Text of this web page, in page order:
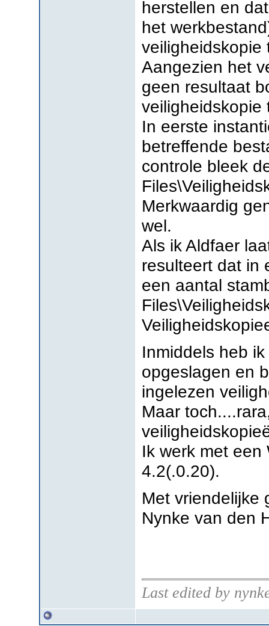
herstellen en
het
veiligheidskopie
Aangezien het
geen resultaat
veiligheidskopie
In eerste
betreffende
controle bleek
Merkwaardig
wel.
Als ik Aldfaer
resulteert dat in
een aantal
Inmiddels heb
opgeslagen en
ingelezen
Maar
Ik werk met een
4.2(.0.20).
Met vriendelijke
Nynke van den
Last edited by